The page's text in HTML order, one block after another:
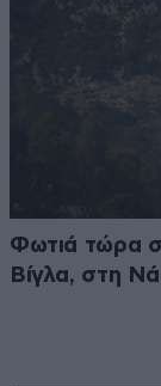
Φωτιά τώρα
Βίγλα, στη